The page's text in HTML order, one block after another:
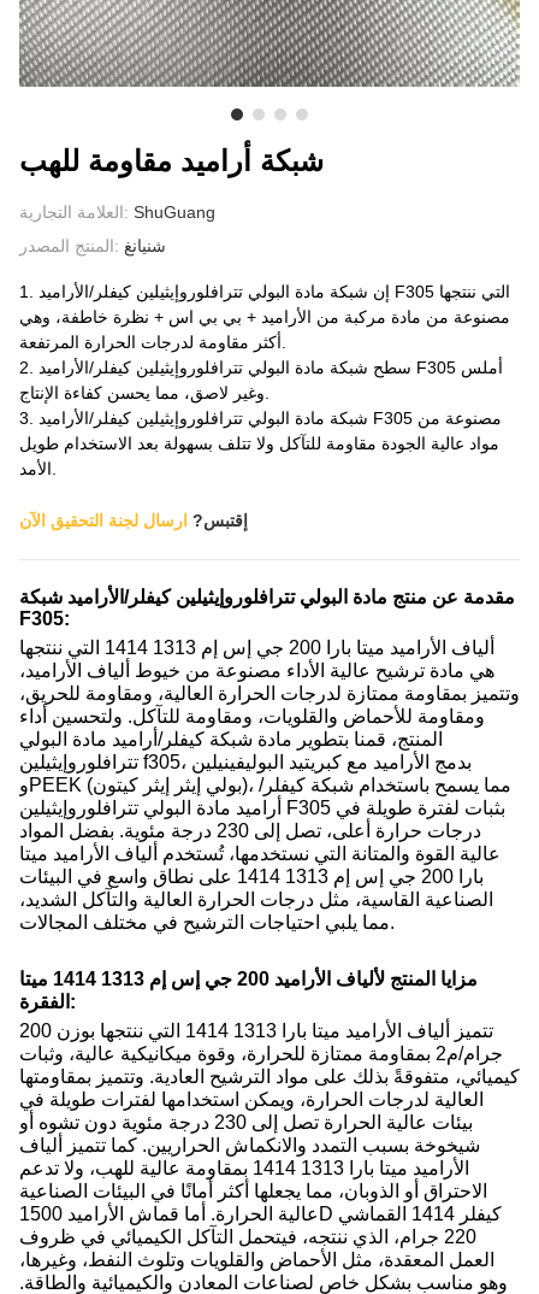
معلومات عنا
شبكة أراميد مقاومة للهب
العلامة التجارية: ShuGuang
المنتج المصدر: شنيانغ
1. إن شبكة مادة البولي تترافلوروإيثيلين كيفلر/الأراميد F305 التي ننتجها
مصنوعة من مادة مركبة من الأراميد + بي بي اس + نظرة خاطفة، وهي
2. سطح شبكة مادة البولي تترافلوروإيثيلين كيفلر/الأراميد F305 أملس
3. شبكة مادة البولي تترافلوروإيثيلين كيفلر/الأراميد F305 مصنوعة من
مواد عالية الجودة مقاومة للتآكل ولا تتلف بسهولة بعد الاستخدام طويل
إقتبس? ارسال لجنة التحقيق الآن
مقدمة عن منتج مادة البولي تترافلوروإيثيلين كيفلر/الأراميد شبكة
F305:
ألياف الأراميد ميتا بارا 200 جي إس إم 1313 1414 التي ننتجها
هي مادة ترشيح عالية الأداء مصنوعة من خيوط ألياف الأراميد،
وتتميز بمقاومة ممتازة لدرجات الحرارة العالية، ومقاومة للحريق،
ومقاومة للأحماض والقلويات، ومقاومة للتآكل. ولتحسين أداء
المنتج، قمنا بتطوير مادة شبكة كيفلر/أراميد مادة البولي
تترافلوروإيثيلين f305، بدمج الأراميد مع كبريتيد البوليفينيلين
وPEEK (بولي إيثر إيثر كيتون)، مما يسمح باستخدام شبكة كيفلر/
أراميد مادة البولي تترافلوروإيثيلين F305 بثبات لفترة طويلة في
درجات حرارة أعلى، تصل إلى 230 درجة مئوية. بفضل المواد
عالية القوة والمتانة التي نستخدمها، تُستخدم ألياف الأراميد ميتا
بارا 200 جي إس إم 1313 1414 على نطاق واسع في البيئات
الصناعية القاسية، مثل درجات الحرارة العالية والتآكل الشديد،
مما يلبي احتياجات الترشيح في مختلف المجالات.
مزايا المنتج لألياف الأراميد 200 جي إس إم 1313 1414 ميتا
الفقرة:
تتميز ألياف الأراميد ميتا بارا 1313 1414 التي ننتجها بوزن 200
جرام/م2 بمقاومة ممتازة للحرارة، وقوة ميكانيكية عالية، وثبات
كيميائي، متفوقةً بذلك على مواد الترشيح العادية. وتتميز بمقاومتها
العالية لدرجات الحرارة، ويمكن استخدامها لفترات طويلة في
بيئات عالية الحرارة تصل إلى 230 درجة مئوية دون تشوه أو
شيخوخة بسبب التمدد والانكماش الحراريين. كما تتميز ألياف
الأراميد ميتا بارا 1313 1414 بمقاومة عالية للهب، ولا تدعم
الاحتراق أو الذوبان، مما يجعلها أكثر أمانًا في البيئات الصناعية
عالية الحرارة. أما قماش الأراميد 1500D كيفلر 1414 القماشي
220 جرام، الذي ننتجه، فيتحمل التآكل الكيميائي في ظروف
العمل المعقدة، مثل الأحماض والقلويات وتلوث النفط، وغيرها،
وهو مناسب بشكل خاص لصناعات المعادن والكيميائية والطاقة.